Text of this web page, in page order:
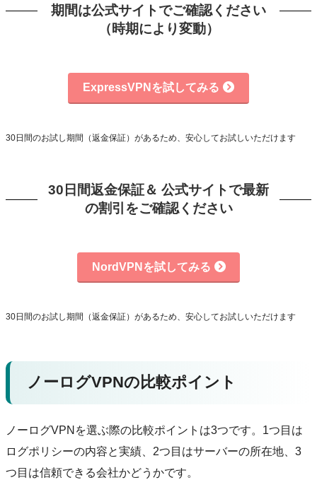
期間は公式サイトでご確認ください
（時期により変動）
ExpressVPNを試してみる
30日間のお試し期間（返金保証）があるため、安心してお試しいただけます
30日間返金保証＆ 公式サイトで最新
の割引をご確認ください
NordVPNを試してみる
30日間のお試し期間（返金保証）があるため、安心してお試しいただけます
ノーログVPNの比較ポイント
ノーログVPNを選ぶ際の比較ポイントは3つです。1つ目は
ログポリシーの内容と実績、2つ目はサーバーの所在地、3
つ目は信頼できる会社かどうかです。